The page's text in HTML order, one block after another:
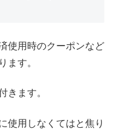
使用時のクーポンなど
ます。
きます。
使用しなくてはと焦り